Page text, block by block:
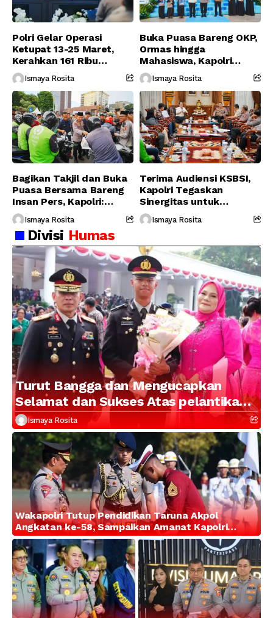
Polri Gelar Operasi
Ketupat 13-25 Maret,
Kerahkan 161 Ribu
Personel Gabungan
Ismaya Rosita
Buka Puasa Bareng OKP,
Ormas hingga
Mahasiswa, Kapolri
Serukan Jaga
Persatuan-Dukung
Program Pemerintah
Ismaya Rosita
Bagikan Takjil dan Buka
Puasa Bersama Bareng
Insan Pers, Kapolri:
Suara Media Suara
Publik
Ismaya Rosita
Terima Audiensi KSBSI,
Kapolri Tegaskan
Sinergitas untuk
Perjuangkan Hak Buruh
Ismaya Rosita
Divisi Humas
Turut Bangga dan Mengucapkan
Selamat dan Sukses Atas pelantikan
Putra Brigjen Pol Drs, A.M Kamal.
Sebagai Perwira Polri Lulusan AKPOL
2026
Ismaya Rosita
Wakapolri Tutup Pendidikan Taruna Akpol
Angkatan ke-58, Sampaikan Amanat Kapolri
kepada 282 Capaja